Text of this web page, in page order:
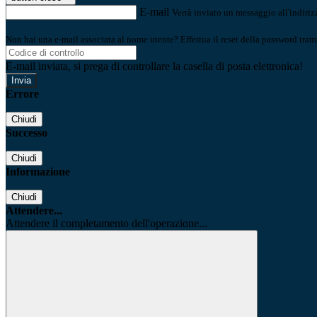
E-mail Verrà inviato un messaggio
Non hai una e-mail associata al nome utente? Effettua il reset della password
E-mail inviata, si prega di controllare la casella di posta elettronica!
Errore
Chiudi
Successo
Chiudi
Informazione
Chiudi
Attendere...
Attendere il completamento dell'operazione...